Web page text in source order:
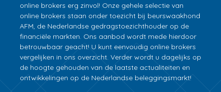
online brokers erg zinvol! Onze gehele selectie van
online brokers staan onder toezicht bij beurswaakhond
AFM, de Nederlandse gedragstoezichthouder op de
financiële markten. Ons aanbod wordt mede hierdoor
betrouwbaar geacht! U kunt eenvoudig online brokers
vergelijken in ons overzicht. Verder wordt u dagelijks op
de hoogte gehouden van de laatste actualiteiten en
ontwikkelingen op de Nederlandse beleggingsmarkt!